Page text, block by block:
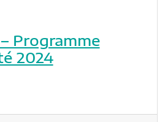
Programme
2024